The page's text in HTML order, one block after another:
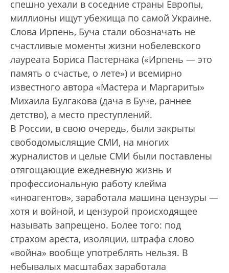
спешно уехали в соседние страны Европы,
миллионы ищут убежища по самой Украине.
Слова Ирпень, Буча стали обозначать не
счастливые моменты жизни нобелевского
лауреата Бориса Пастернака («Ирпень — это
память о счастье, о лете») и всемирно
известного автора «Мастера и Маргариты»
Михаила Булгакова (дача в Буче, раннее
детство), а место преступлений.
В России, в свою очередь, были закрыты
свободомыслящие СМИ, на многих
журналистов и целые СМИ были поставлены
отягощающие ежедневную жизнь и
профессиональную работу клейма
«иноагентов», заработала машина цензуры —
хотя и войной, и цензурой происходящее
называть запрещено. Более того: под
страхом ареста, изоляции, штрафа слово
«война» вообще употреблять нельзя. В
небывалых масштабах заработала